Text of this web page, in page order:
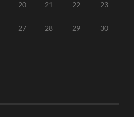
20 21 22 23
27 28 29 30